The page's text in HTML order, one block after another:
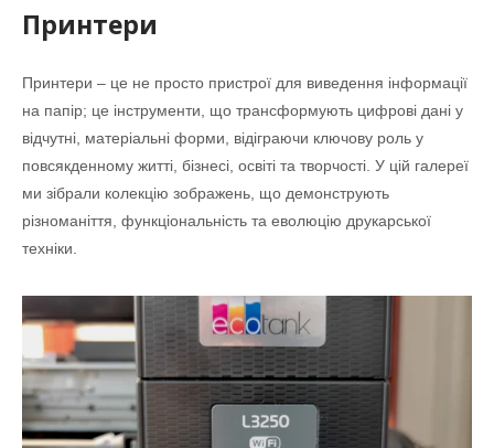
Принтери
Принтери – це не просто пристрої для виведення інформації
на папір; це інструменти, що трансформують цифрові дані у
відчутні, матеріальні форми, відіграючи ключову роль у
повсякденному житті, бізнесі, освіті та творчості. У цій галереї
ми зібрали колекцію зображень, що демонструють
різноманіття, функціональність та еволюцію друкарської
техніки.